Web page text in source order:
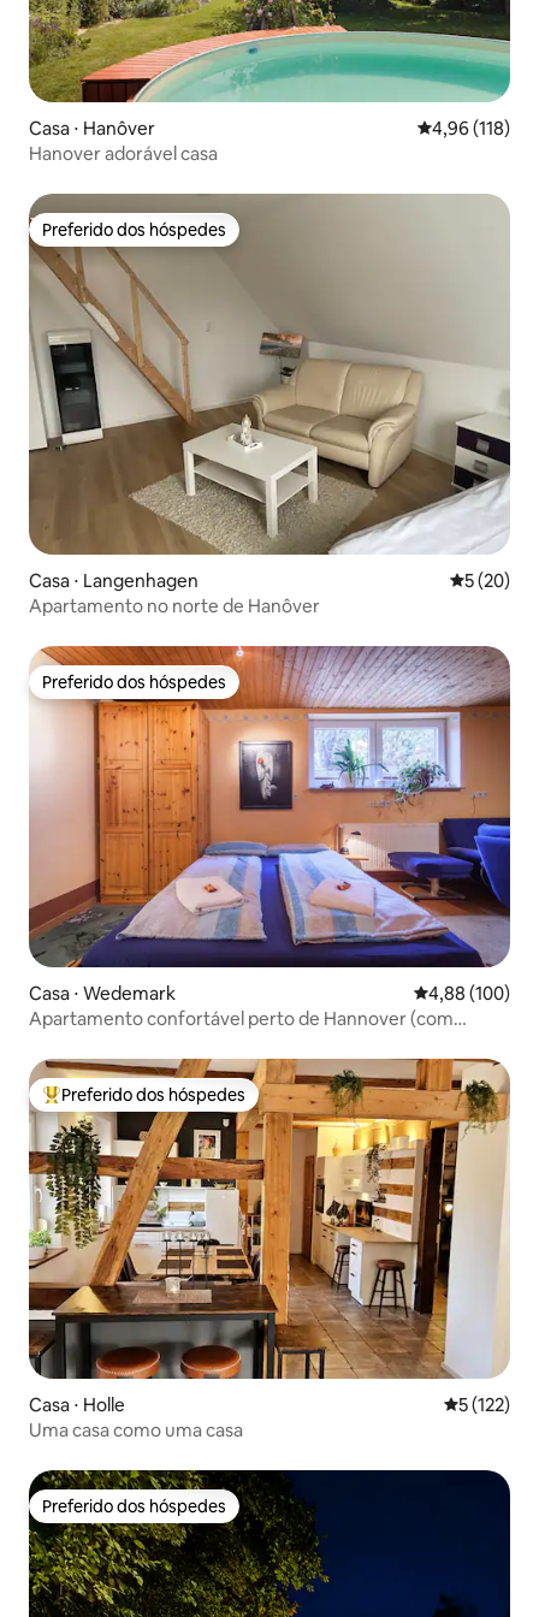
Casa ⋅ Hanôver 4,96 de uma
4,96 (118)
Hanover adorável casa
Preferido dos hóspedes
Preferido dos hóspedes
Casa ⋅ Langenhagen 5 de uma
5 (20)
Apartamento no norte de Hanôver
Preferido dos hóspedes
Preferido dos hóspedes
Casa ⋅ Wedemark 4,88 de uma
4,88 (100)
Apartamento confortável perto de Hannover (com
Entre os melhores preferidos dos hóspedes
Preferido dos hóspedes
Casa ⋅ Holle 5 de uma
5 (122)
Uma casa como uma casa
Preferido dos hóspedes
Preferido dos hóspedes